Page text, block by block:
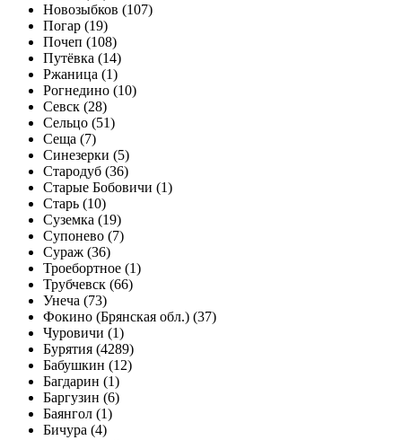
Новозыбков (107)
Погар (19)
Почеп (108)
Путёвка (14)
Ржаница (1)
Рогнедино (10)
Севск (28)
Сельцо (51)
Сеща (7)
Синезерки (5)
Стародуб (36)
Старые Бобовичи (1)
Старь (10)
Суземка (19)
Супонево (7)
Сураж (36)
Троебортное (1)
Трубчевск (66)
Унеча (73)
Фокино (Брянская обл.) (37)
Чуровичи (1)
Бурятия (4289)
Бабушкин (12)
Багдарин (1)
Баргузин (6)
Баянгол (1)
Бичура (4)